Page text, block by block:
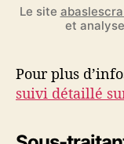
Le site
et
Pour plus
suivi détaillé